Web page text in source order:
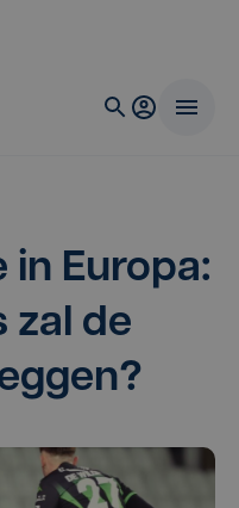
in Euro­pa:
zal de